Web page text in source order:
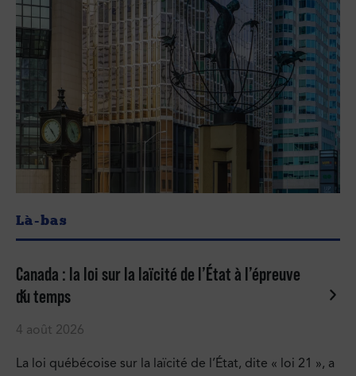
Là-bas
Canada : la loi sur la laïcité de l’État à l’épreuve
du temps
4 août 2026
La loi québécoise sur la laïcité de l’État, dite « loi 21 », a